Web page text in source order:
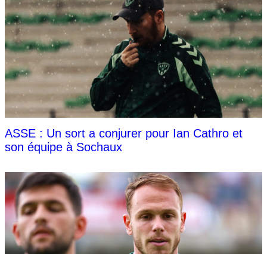
ASSE : Un sort a conjurer pour Ian Cathro et
son équipe à Sochaux